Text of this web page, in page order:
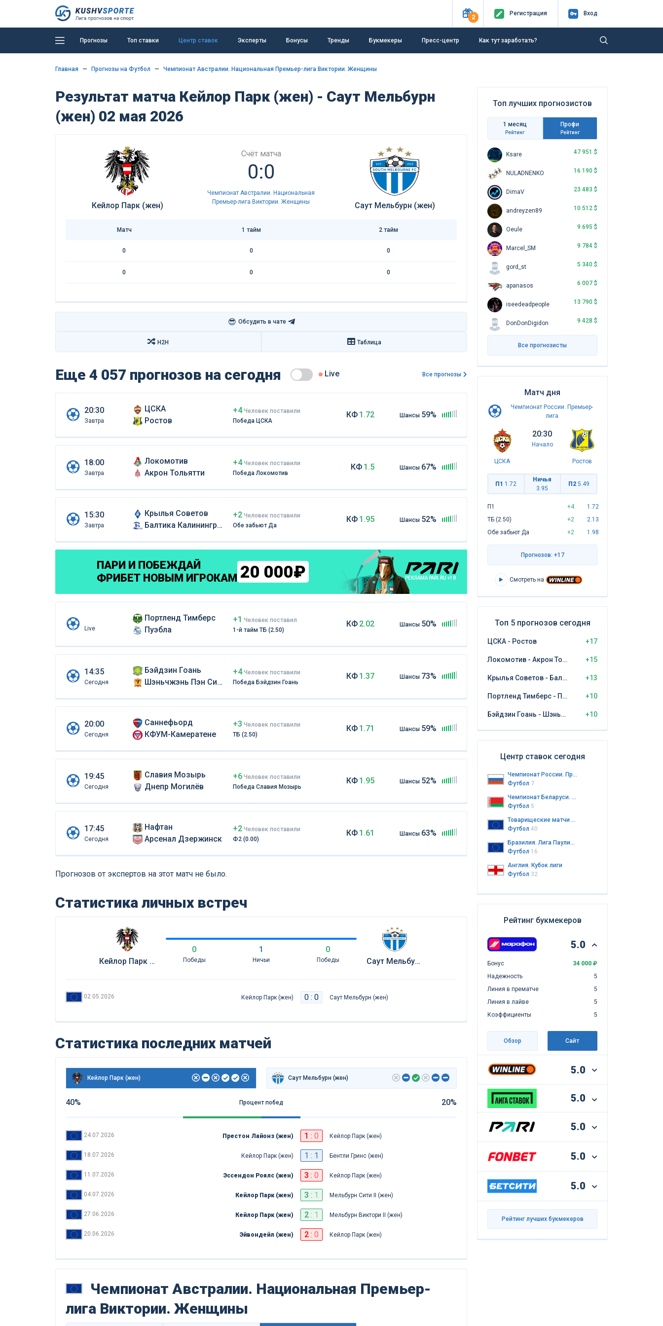
2
Регистрация Вход
Прогнозы Топ ставки Центр ставок Эксперты Бонусы Тренды Букмекеры Пресс-центр Как тут заработать?
Главная Прогнозы на Футбол Чемпионат Австралии. Национальная Премьер-лига Виктории. Женщины
Результат матча Кейлор Парк (жен) - Саут Мельбурн
(жен) 02 мая 2026
Кейлор Парк (жен)
Счёт матча
0:0
Чемпионат Австралии. Национальная
Премьер-лига Виктории. Женщины
Саут Мельбурн (жен)
Матч 1 тайм 2 тайм
0 0 0
0 0 0
😎 Обсудить в чате
H2H Таблица
Еще 4 057 прогнозов на сегодня Live Все прогнозы
20:30
Завтра
ЦСКА
Ростов
+4 Человек поставили
Победа ЦСКА
КФ 1.72 Шансы 59%
18:00
Завтра
Локомотив
Акрон Тольятти
+4 Человек поставили
Победа Локомотив
КФ 1.5 Шансы 67%
15:30
Завтра
Крылья Советов
Балтика Калининград
+2 Человек поставили
Обе забьют Да
КФ 1.95 Шансы 52%
ПАРИ И ПОБЕЖДАЙ
ФРИБЕТ НОВЫМ ИГРОКАМ 20 000₽ РЕКЛАМА PARI.RU +18
Live
Портленд Тимберс
Пуэбла
+1 Человек поставил
1-й тайм ТБ (2.50)
КФ 2.02 Шансы 50%
14:35
Сегодня
Бэйдзин Гоань
Шэньчжэнь Пэн Сити
+4 Человек поставили
Победа Бэйдзин Гоань
КФ 1.37 Шансы 73%
20:00
Сегодня
Саннефьорд
КФУМ-Камератене
+3 Человек поставили
ТБ (2.50)
КФ 1.71 Шансы 59%
19:45
Сегодня
Славия Мозырь
Днепр Могилёв
+6 Человек поставили
Победа Славия Мозырь
КФ 1.95 Шансы 52%
17:45
Сегодня
Нафтан
Арсенал Дзержинск
+2 Человек поставили
Ф2 (0.00)
КФ 1.61 Шансы 63%
Прогнозов от экспертов на этот матч не было.
Статистика личных встреч
Кейлор Парк (жен)
0
Победы
1
Ничьи
0
Победы Саут Мельбурн (жен)
02.05.2026 Кейлор Парк (жен) 0 : 0 Саут Мельбурн (жен)
Статистика последних матчей
Кейлор Парк (жен) Саут Мельбурн (жен)
40% Процент побед 20%
24.07.2026 Престон Лайонз (жен) 1 : 0 Кейлор Парк (жен)
18.07.2026 Кейлор Парк (жен) 1 : 1 Бентли Гринс (жен)
11.07.2026 Эссендон Роялс (жен) 3 : 0 Кейлор Парк (жен)
04.07.2026 Кейлор Парк (жен) 3 : 1 Мельбурн Сити II (жен)
27.06.2026 Кейлор Парк (жен) 2: 1 Мельбурн Виктори II (жен)
20.06.2026 Эйвондейл (жен) 2: 0 Кейлор Парк (жен)
Чемпионат Австралии. Национальная Премьер-
лига Виктории. Женщины
Топ лучших прогнозистов
1 месяц
Рейтинг
Профи
Рейтинг
Ksare 47 951 $
NULADNENKO 16 190 $
DimaV 23 483 $
andreyzen89 10 512 $
Oeule 9 695 $
Marcel_SM 9 784 $
gord_st 5 340 $
apanasos 6 007 $
iseedeadpeople 13 790 $
DonDonDigidon 9 428 $
Все прогнозисты
Матч дня
Чемпионат России. Премьер-
лига
ЦСКА
20:30
Начало
Ростов
П1 1.72
Ничья
3.95
П2 5.49
П1 +4
1.72
ТБ (2.50)
+2
2.13
Обе забьют Да
+2 1.98
Прогнозов: +17
Смотреть на
Топ 5 прогнозов сегодня
ЦСКА - Ростов +17
Локомотив - Акрон Тольятти +15
Крылья Советов - Балтика Калининград +13
Портленд Тимберс - Пуэбла +10
Бэйдзин Гоань - Шэньчжэнь Пэн Сити +10
Центр ставок сегодня
Чемпионат России. Премьер-лига
Футбол 7
Чемпионат Беларуси. Высшая лига
Футбол 5
Товарищеские матчи клубов
Футбол 40
Бразилия. Лига Паулиста до 20 лет
Футбол 16
Англия. Кубок лиги
Футбол 32
Рейтинг букмекеров
5.0
Бонус
34 000 ₽
Надежность
5
Линия в прематче
5
Линия в лайве
5
Коэффициенты
5
Обзор Сайт
5.0
5.0
5.0
5.0
5.0
Рейтинг лучших букмекеров